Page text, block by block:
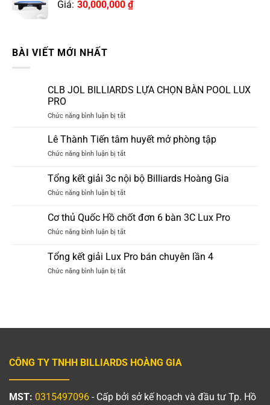
Giá: 30,000,000 ₫
BÀI VIẾT MỚI NHẤT
CLB JOL BILLIARDS LỰA CHỌN BÀN POOL LUX
PRO
Chức năng bình luận bị tắtở
JOL
BILLIARDS
LỰA
BÀN
LUX
Lê Thành Tiến tâm huyết mở phòng tập
Chức năng bình luận bị tắtở
Thành
Tiến
tâm
mở
tập
Tổng kết giải 3c nội bộ Billiards Hoàng Gia
Chức năng bình luận bị tắtở
kết
giải
3c
bộ
Hoàng
Cơ thủ Quốc Hồ chốt đơn 6 bàn 3C Lux Pro
Chức năng bình luận bị tắtở
thủ
Quốc
Hồ
Tổng kết giải Lux Pro bán chuyên lần 4
Chức năng bình luận bị tắtở
4
CÔNG TY TNHH BILLIARDS HOÀNG GIA
MST: 0315497096 - Cấp bởi sở kế hoạch và đầu tư Tp. Hồ